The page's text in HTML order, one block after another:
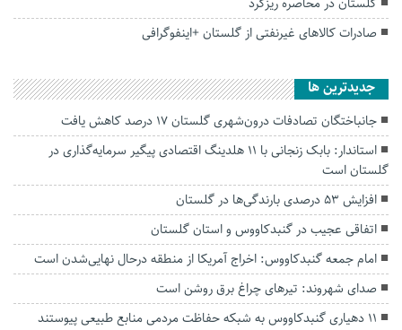
صادرات کالاهای غیرنفتی از گلستان +اینفوگرافی
جديدترين ها
جانباختگان تصادفات درون‌شهری گلستان ۱۷ درصد کاهش یافت
استاندار: بابک زنجانی با ۱۱ هلدینگ اقتصادی پیگیر سرمایه‌گذاری در
گلستان است
افزایش ۵۳ درصدی بارندگی‌ها در گلستان
اتفاقی عجیب در‌ گنبدکاووس و استان گلستان
امام جمعه گنبدکاووس: اخراج آمریکا از منطقه درحال نهایی‌شدن است
صدای شهروند: تیرهای چراغ برق روشن است
۱۱ دهیاری گنبدکاووس به شبکه حفاظت مردمی منابع طبیعی پیوستند